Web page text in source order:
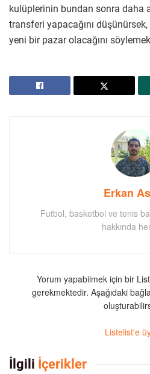
kulüplerinin bundan sonra daha
transferi yapacağını
yeni bir pazar olacağını
Erkan
Futbol, basketbol ve tenis
hakkında
Yorum yapabilmek için bir
gerekmektedir. Aşağıdaki
Listelist'e
İlgili İçerikler